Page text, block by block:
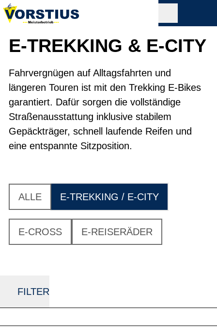
E-TREKKING & E-CITY
Fahrvergnügen auf Alltagsfahrten und
längeren Touren ist mit den Trekking E-Bikes
garantiert. Dafür sorgen die vollständige
Straßenausstattung inklusive stabilem
Gepäckträger, schnell laufende Reifen und
eine entspannte Sitzposition.
ALLE E-TREKKING / E-CITY
E-CROSS E-REISERÄDER
FILTER